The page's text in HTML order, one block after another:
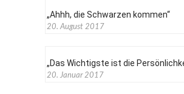
„Ahhh, die Schwarzen kommen“
20. August 2017
„Das Wichtigste ist die
20. Januar 2017